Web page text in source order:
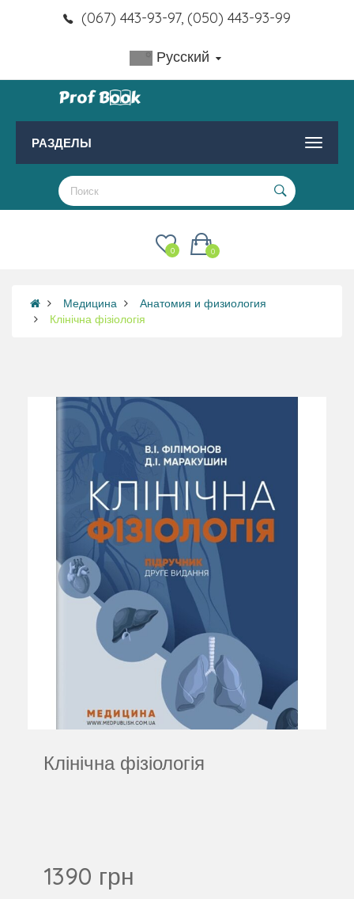
(067) 443-93-97, (050) 443-93-99
Русский
РАЗДЕЛЫ
0
0
Медицина
Анатомия и физиология
Клінічна фізіологія
Клінічна фізіологія
1390 грн